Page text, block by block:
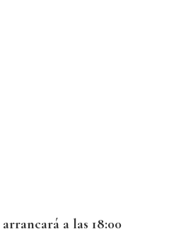
arrancará a las 18:00